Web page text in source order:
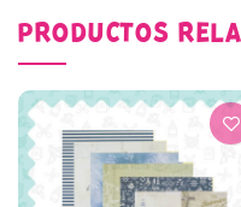
PRODUCTOS